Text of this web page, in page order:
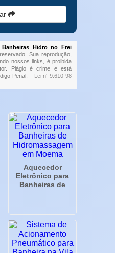
Banheiras Hidro no Frei
Sua reprodução,
nossos links, é proibida
Plágio é crime e está
Penal. – Lei n° 9.610-98
Aquecedor
Eletrônico para
Banheiras de
Hidromassagem